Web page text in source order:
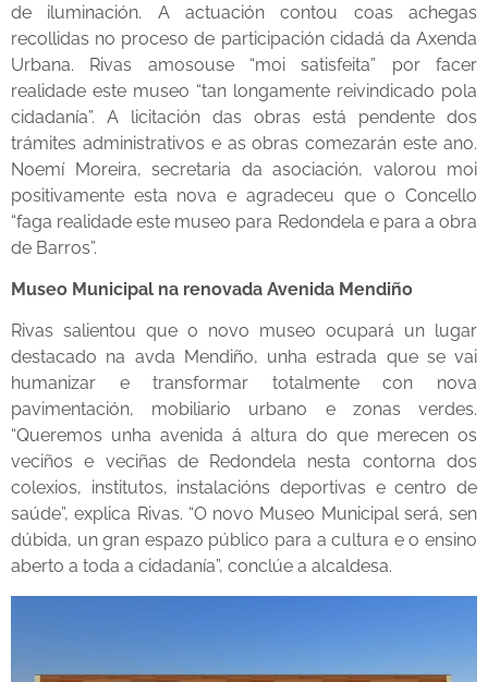
de iluminación. A actuación contou coas achegas
recollidas no proceso de participación cidadá da Axenda
Urbana. Rivas amosouse “moi satisfeita” por facer
realidade este museo “tan longamente reivindicado pola
cidadanía”. A licitación das obras está pendente dos
trámites administrativos e as obras comezarán este ano.
Noemí Moreira, secretaria da asociación, valorou moi
positivamente esta nova e agradeceu que o Concello
“faga realidade este museo para Redondela e para a obra
de Barros”.
Museo Municipal na renovada Avenida Mendiño
Rivas salientou que o novo museo ocupará un lugar
destacado na avda Mendiño, unha estrada que se vai
humanizar e transformar totalmente con nova
pavimentación, mobiliario urbano e zonas verdes.
“Queremos unha avenida á altura do que merecen os
veciños e veciñas de Redondela nesta contorna dos
colexios, institutos, instalacións deportivas e centro de
saúde”, explica Rivas. “O novo Museo Municipal será, sen
dúbida, un gran espazo público para a cultura e o ensino
aberto a toda a cidadanía”, conclúe a alcaldesa.